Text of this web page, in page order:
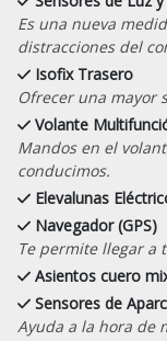
Es una nueva
distracciones del
Isofix Trasero
Ofrecer una mayor
Volante
Mandos en el
conducimos.
Elevalunas
Navegador (GPS)
Te permite llegar a
Asientos cuero
Sensores de
Ayuda a la hora de